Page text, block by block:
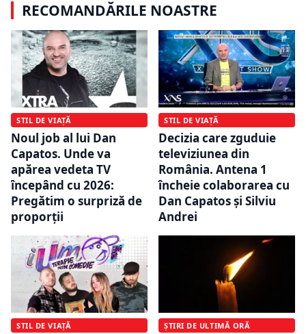
RECOMANDĂRILE NOASTRE
STIL DE VIAȚĂ
Noul job al lui Dan
Capatos. Unde va
apărea vedeta TV
începând cu 2026:
Pregătim o surpriză de
proporții
STIL DE VIAȚĂ
Decizia care zguduie
televiziunea din
România. Antena 1
încheie colaborarea cu
Dan Capatos și Silviu
Andrei
STIL DE VIAȚĂ ȘTIRI DE ULTIMĂ ORĂ